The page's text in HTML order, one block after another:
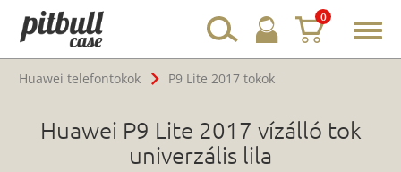
0
Huawei telefontokok
P9 Lite 2017 tokok
Huawei P9 Lite 2017 vízálló tok
univerzális lila